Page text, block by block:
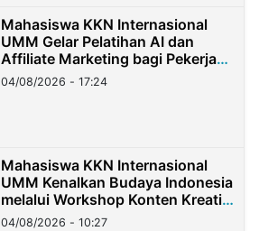
Mahasiswa KKN Internasional
UMM Gelar Pelatihan AI dan
Affiliate Marketing bagi Pekerja
Migran Indonesia di Taiwan
04/08/2026 - 17:24
Mahasiswa KKN Internasional
UMM Kenalkan Budaya Indonesia
melalui Workshop Konten Kreatif
di Taiwan
04/08/2026 - 10:27